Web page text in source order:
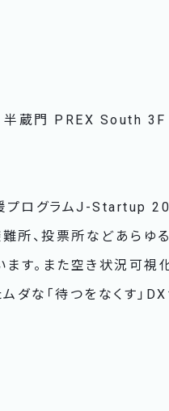
蔵門 PREX South 3F
プログラムJ-Startup
難所、投票所などあら
す。また空き状況可視
ダな「待つをなくす」